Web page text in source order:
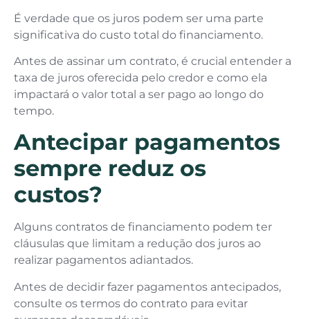
É verdade que os juros podem ser uma parte
significativa do custo total do financiamento.
Antes de assinar um contrato, é crucial entender a
taxa de juros oferecida pelo credor e como ela
impactará o valor total a ser pago ao longo do
tempo.
Antecipar pagamentos
sempre reduz os
custos?
Alguns contratos de financiamento podem ter
cláusulas que limitam a redução dos juros ao
realizar pagamentos adiantados.
Antes de decidir fazer pagamentos antecipados,
consulte os termos do contrato para evitar